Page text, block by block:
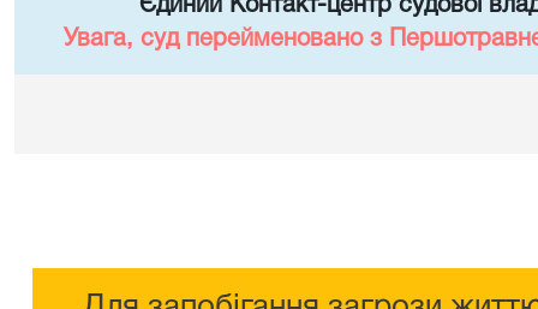
Єдиний Контакт-центр судової
Увага, суд перейменовано з